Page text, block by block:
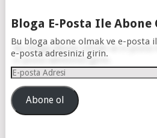
Bloga E-Posta Ile Abone
Bu bloga abone olmak ve e-posta
e-posta adresinizi girin.
E-
posta
AdresiAbone ol